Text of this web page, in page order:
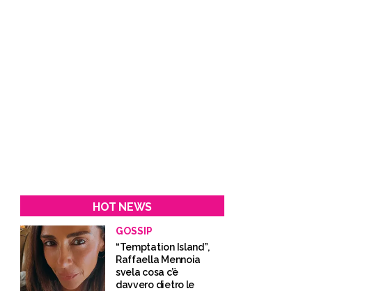
HOT NEWS
GOSSIP
“Temptation Island”,
Raffaella Mennoia
svela cosa c’è
davvero dietro le